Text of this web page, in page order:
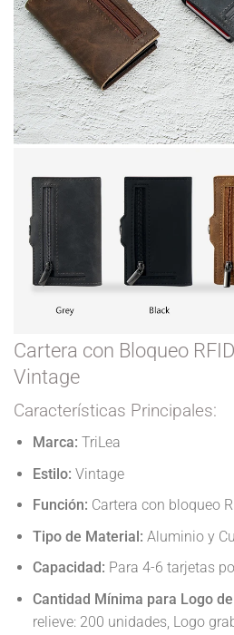
Cartera con Bloqueo
Vintage
Características Principales:
Marca: TriLea
Estilo: Vintage
Función: Cartera con bloqueo
Tipo de Material: Aluminio y
Capacidad: Para 4-6 tarjetas
Cantidad Mínima para Logo
relieve: 200 unidades, Logo